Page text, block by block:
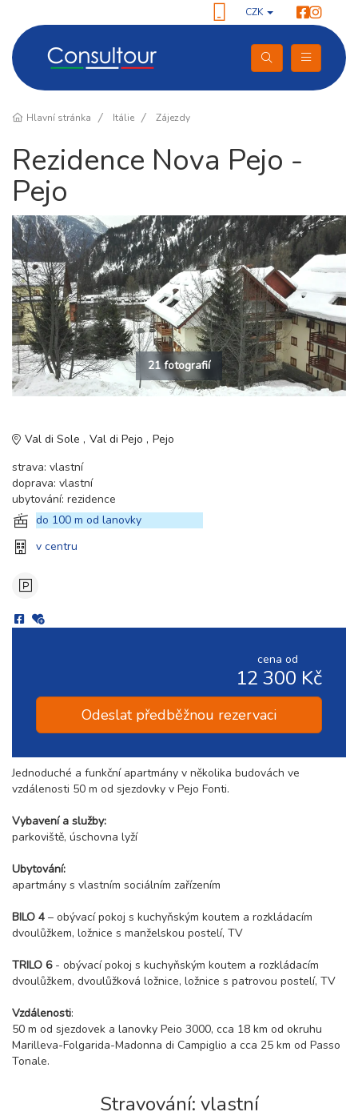
CZK
Hlavní stránka Itálie Zájezdy
Rezidence Nova Pejo -
Pejo
21 fotografií
Val di Sole Val di Pejo
Pejo
strava: vlastní
doprava: vlastní
ubytování: rezidence
do 100 m od lanovky
v centru
cena od
12 300 Kč
Odeslat předběžnou rezervaci
Jednoduché a funkční apartmány v několika budovách ve
vzdálenosti 50 m od sjezdovky v Pejo Fonti.
Vybavení a služby:
parkoviště, úschovna lyží
Ubytování:
apartmány s vlastním sociálním zařízením
BILO 4 – obývací pokoj s kuchyňským koutem a rozkládacím
dvoulůžkem, ložnice s manželskou postelí, TV
TRILO 6 - obývací pokoj s kuchyňským koutem a rozkládacím
dvoulůžkem, dvoulůžková ložnice, ložnice s patrovou postelí, TV
Vzdálenosti:
50 m od sjezdovek a lanovky Peio 3000, cca 18 km od okruhu
Marilleva-Folgarida-Madonna di Campiglio a cca 25 km od Passo
Tonale.
Stravování: vlastní